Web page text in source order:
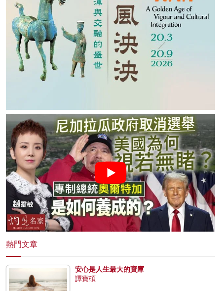
熱門文章
安心是人生最大的寶庫
譚寶碩